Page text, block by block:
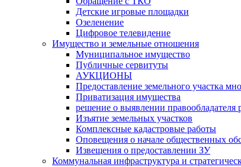
Детские игровые площадки
Озеленение
Цифровое телевидение
Имущество и земельные отношения
Муниципальное имущество
Публичные сервитуты
АУКЦИОНЫ
Предоставление земельного участка
Приватизация имущества
решение о выявлении правообладателя
Изъятие земельных участков
Комплексные кадастровые работы
Оповещения о начале общественных
Извещения о предоставлении ЗУ
Коммунальная инфраструктура и